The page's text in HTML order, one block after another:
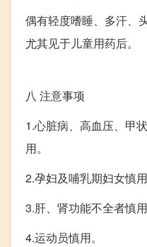
偶有轻度嗜睡、多汗、
尤其见于儿童用药后。
八 注意事项
1.心脏病、高血压、甲
用。
2.孕妇及哺乳期妇女慎用
3.肝、肾功能不全者慎用
4.运动员慎用。